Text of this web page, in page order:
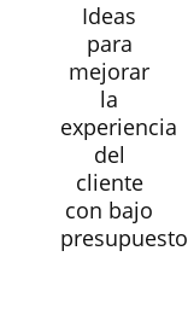
Ideas
para
mejorar
la
experiencia
del
cliente
con bajo
presupuesto